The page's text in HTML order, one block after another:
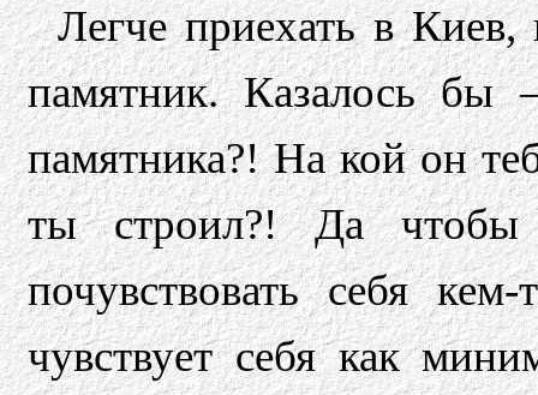
Легче приехать в Киев,
памятник. Казалось бы
памятника?! На кой он
ты строил?! Да чтобы
почувствовать себя
чувствует себя как